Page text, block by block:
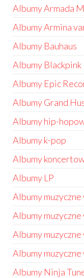
Albumy Armada
Albumy Armina
Albumy Bauhaus
Albumy Blackpink
Albumy Epic
Albumy Grand
Albumy hip-
Albumy k-pop
Albumy
Albumy LP
Albumy
Albumy
Albumy
Albumy
Albumy Ninja